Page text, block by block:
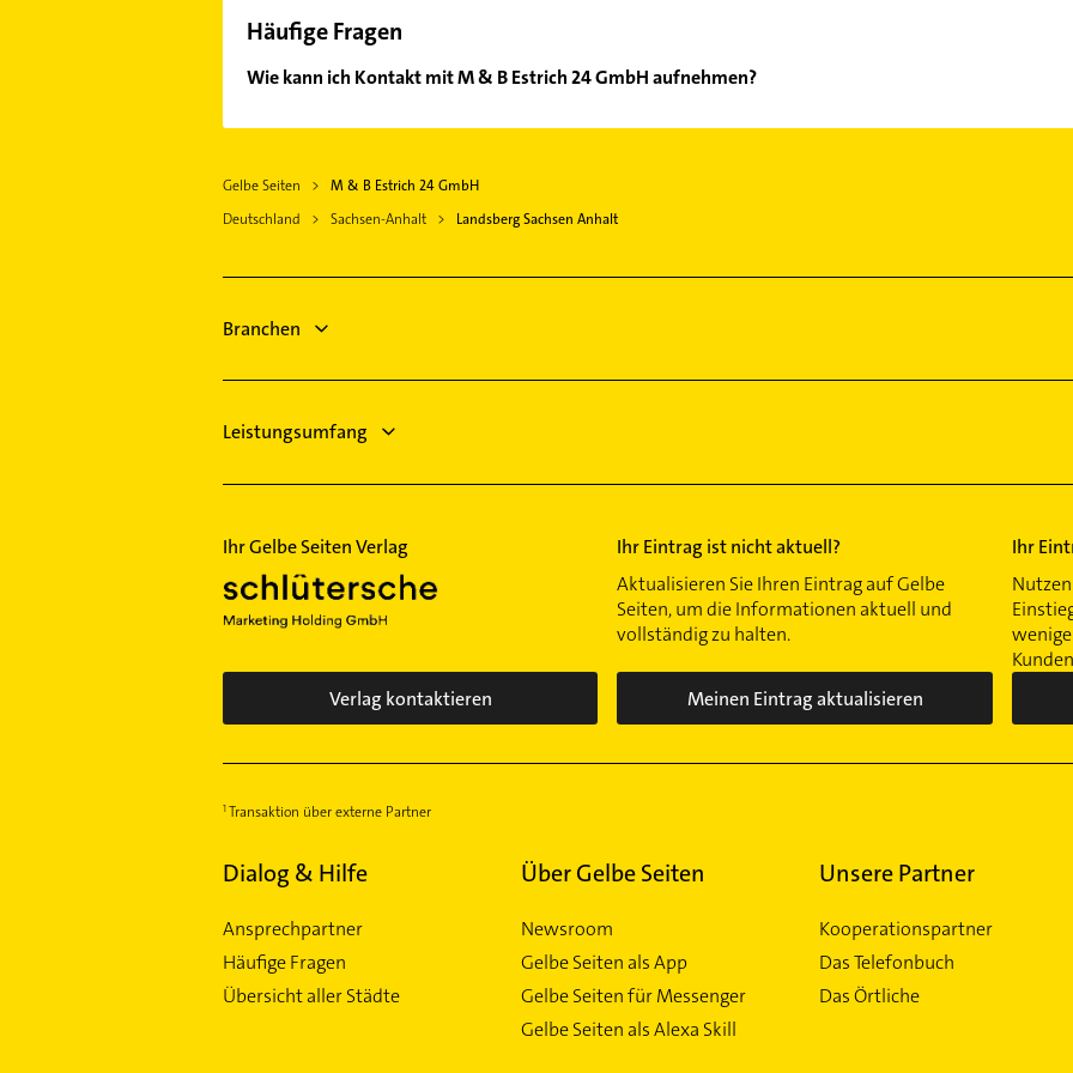
Häufige Fragen
Wie kann ich Kontakt mit M & B Estrich 24 GmbH aufnehmen?
Gelbe Seiten
M & B Estrich 24 GmbH
Deutschland
Sachsen-Anhalt Landsberg Sachsen Anhalt
Branchen
Leistungsumfang
Ihr Gelbe Seiten Verlag
Verlag kontaktieren
Ihr Eintrag ist nicht aktuell?
Aktualisieren Sie Ihren Eintrag auf Gelbe
Seiten, um die Informationen aktuell und
vollständig zu halten.
Meinen Eintrag aktualisieren
Ihr
Transaktion über externe Partner
Dialog & Hilfe
Ansprechpartner
Häufige Fragen
Übersicht aller Städte
Über Gelbe Seiten
Newsroom
Gelbe Seiten als App
Gelbe Seiten für Messenger
Gelbe Seiten als Alexa Skill
Unsere Partner
Kooperationspartner
Das Telefonbuch
Das Örtliche